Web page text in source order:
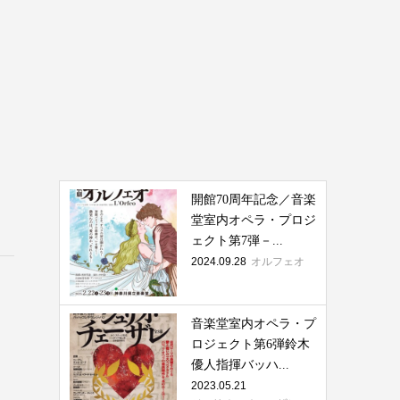
開館70周年記念／音楽
堂室内オペラ・プロジ
ェクト第7弾－...
2024.09.28 オルフェオ
音楽堂室内オペラ・プ
ロジェクト第6弾鈴木
優人指揮バッハ...
2023.05.21